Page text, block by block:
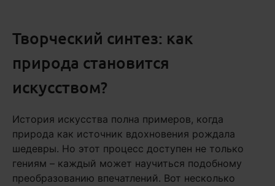
Творческий синтез: как
природа становится
искусством?
История искусства полна примеров, когда
природа как источник вдохновения рождала
шедевры. Но этот процесс доступен не только
гениям – каждый может научиться подобному
преобразованию впечатлений. Вот несколько